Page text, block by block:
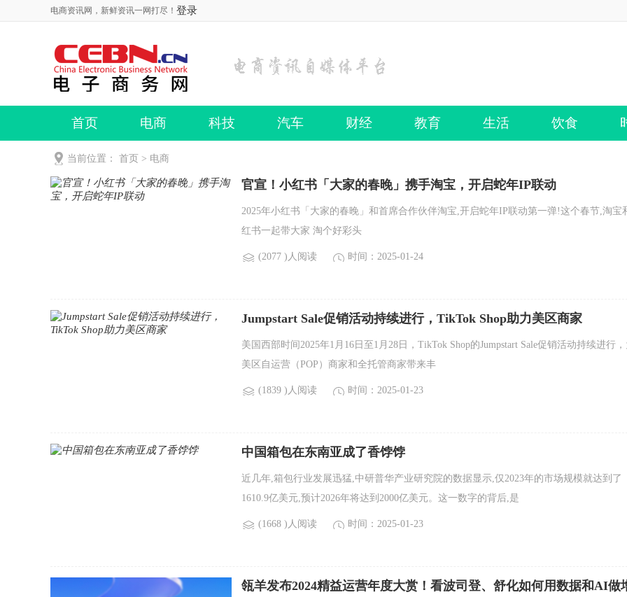
电商资讯网，新鲜资讯一网打尽！ 登录
首页 电商 科技 汽车 财经 教育 生活 饮食
当前位置： 首页 > 电商
官宣！小红书「大家的春晚」携手淘宝，开启蛇年IP联动
2025年小红书「大家的春晚」和首席合作伙伴淘宝,开启蛇年IP联动第一弹!这个春节,淘宝
红书一起带大家 淘个好彩头
(2077 )人阅读 时间：2025-01-24
Jumpstart Sale促销活动持续进行，TikTok Shop助力美区商家
美国西部时间2025年1月16日至1月28日，TikTok Shop的Jumpstart Sale促销活动持续进行，
美区自运营（POP）商家和全托管商家带来丰
(1839 )人阅读 时间：2025-01-23
中国箱包在东南亚成了香饽饽
近几年,箱包行业发展迅猛,中研普华产业研究院的数据显示,仅2023年的市场规模就达到了
1610.9亿美元,预计2026年将达到2000亿美元。这一数字的背后,是
(1668 )人阅读 时间：2025-01-23
瓴羊发布2024精益运营年度大赏！看波司登、舒化如何用数据和AI做